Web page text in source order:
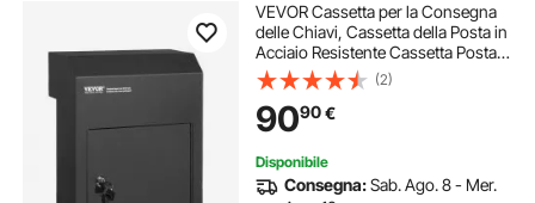
VEVOR Cassetta per la Consegna
delle Chiavi, Cassetta della Posta in
Acciaio Resistente Cassetta Postale
con Serratura a Chiave da 45 mm
304 mm, Cassetta della Posta 304
x 150 x 405 mm, Nero
(2)
9090€
Disponibile
Consegna:Sab. Ago. 8 - Mer.